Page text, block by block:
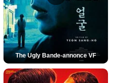
The Ugly Bande-annonce VF